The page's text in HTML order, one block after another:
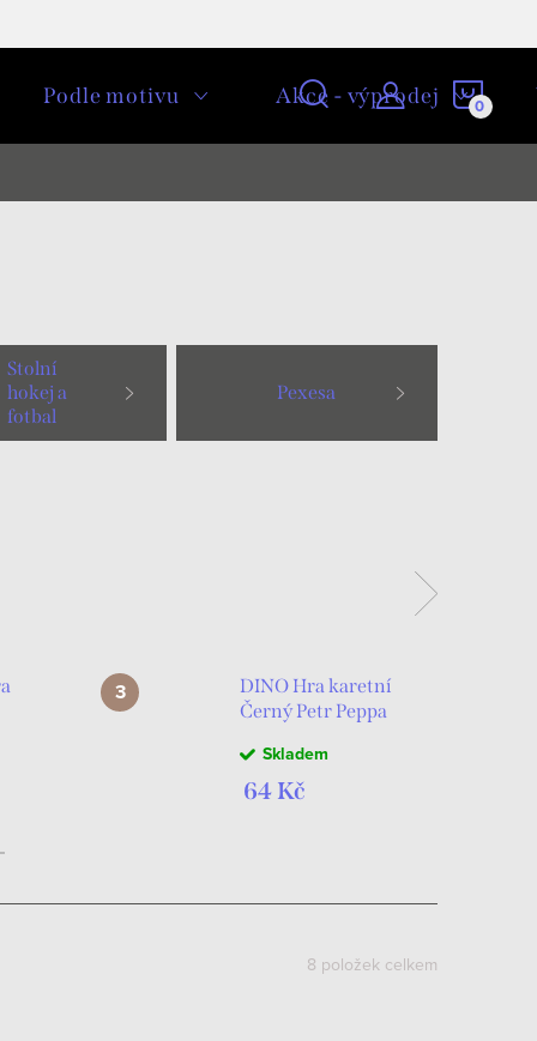
Podle motivu Akce - výprodej
Stolní
hokej a
fotbal
Pexesa
DINO Hra karetní
Černý Petr Peppa
*SPOLEČENSKÉ
HRY*
Skladem
64 Kč
8 položek celkem